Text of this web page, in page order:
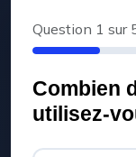
Question 1 sur
Combien
utilisez-